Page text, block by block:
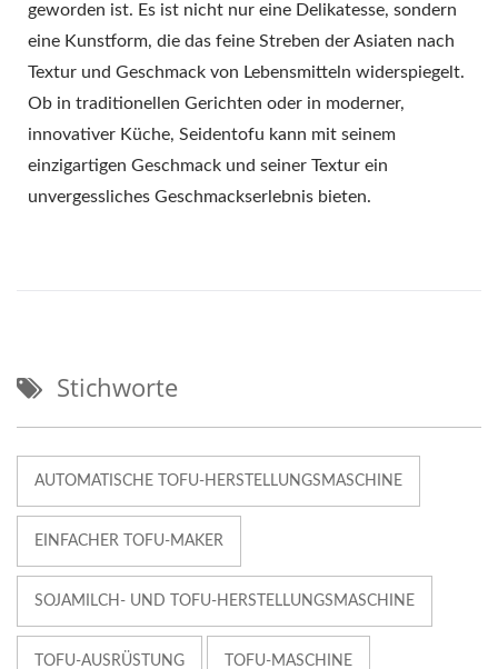
geworden ist. Es ist nicht nur eine Delikatesse, sondern
eine Kunstform, die das feine Streben der Asiaten nach
Textur und Geschmack von Lebensmitteln widerspiegelt.
Ob in traditionellen Gerichten oder in moderner,
innovativer Küche, Seidentofu kann mit seinem
einzigartigen Geschmack und seiner Textur ein
unvergessliches Geschmackserlebnis bieten.
Stichworte
AUTOMATISCHE TOFU-HERSTELLUNGSMASCHINE
EINFACHER TOFU-MAKER
SOJAMILCH- UND TOFU-HERSTELLUNGSMASCHINE
TOFU-AUSRÜSTUNG TOFU-MASCHINE